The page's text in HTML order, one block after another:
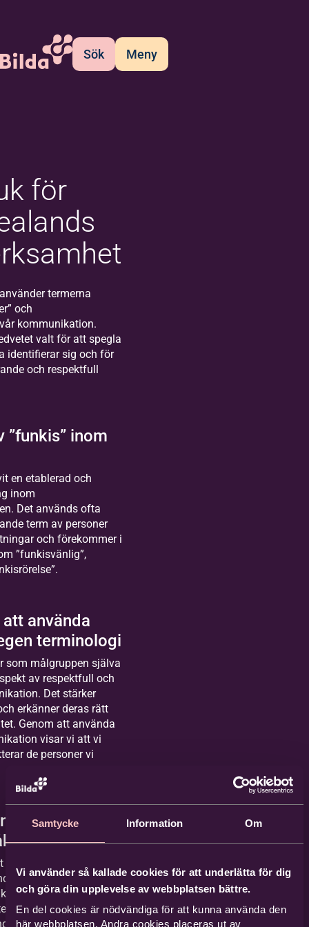
Samtycke Information Om
Vi använder så kallade cookies för att underlätta för dig
och göra din upplevelse av webbplatsen bättre.
En del cookies är nödvändiga för att kunna använda den
här webbplatsen. Andra cookies placeras ut av
Sök Meny
för
termerna
och
kommunikation.
valt för att spegla
identifierar sig och för
och respektfull
”funkis” inom
en etablerad och
inom
Det används ofta
term av personer
och förekommer i
”funkisvänlig”,
använda
terminologi
som målgruppen själva
av respektfull och
Det stärker
erkänner deras rätt
Genom att använda
visar vi att vi
de personer vi
formellt och
som
mer formella termer
i sina
är lämpliga i
och juridiska texter. I